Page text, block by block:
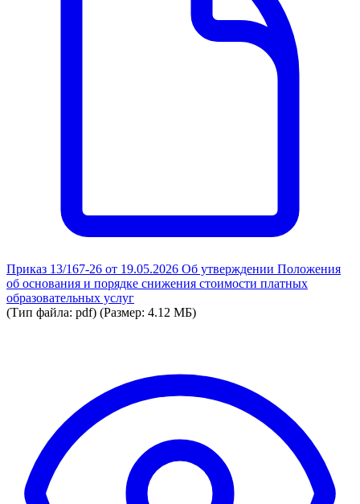
Приказ 13/167-26 от 19.05.2026 Об утверждении Положения
об основания и порядке снижения стоимости платных
образовательных услуг
(Тип файла: pdf) (Размер: 4.12 МБ)